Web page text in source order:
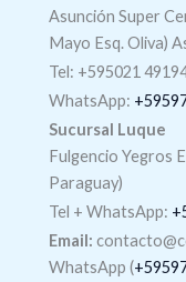
Asunción Super
Mayo Esq. Oliva)
Tel: +595021
WhatsApp:
Sucursal Luque
Fulgencio Yegros
Paraguay)
Tel + WhatsApp:
Email:
WhatsApp (